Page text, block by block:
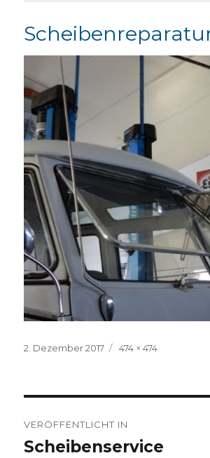
Veröffentlicht
2. Dezember 2017
Volle
474 × 474
VERÖFFENTLICHT IN
Scheibenservice